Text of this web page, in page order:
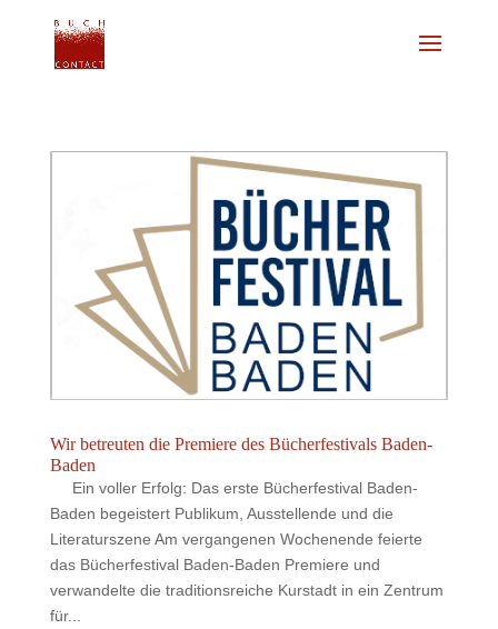
Wir betreuten die Premiere des Bücherfestivals Baden-
Baden
Ein voller Erfolg: Das erste Bücherfestival Baden-
Baden begeistert Publikum, Ausstellende und die
Literaturszene Am vergangenen Wochenende feierte
das Bücherfestival Baden-Baden Premiere und
verwandelte die traditionsreiche Kurstadt in ein Zentrum
für...